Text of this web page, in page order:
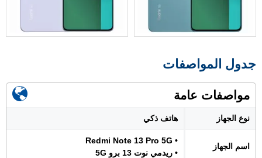
جدول المواصفات
مواصفات عامة
نوع الجهاز هاتف ذكي
اسم الجهاز
• Redmi Note 13 Pro 5G
• ريدمي نوت 13 برو 5G